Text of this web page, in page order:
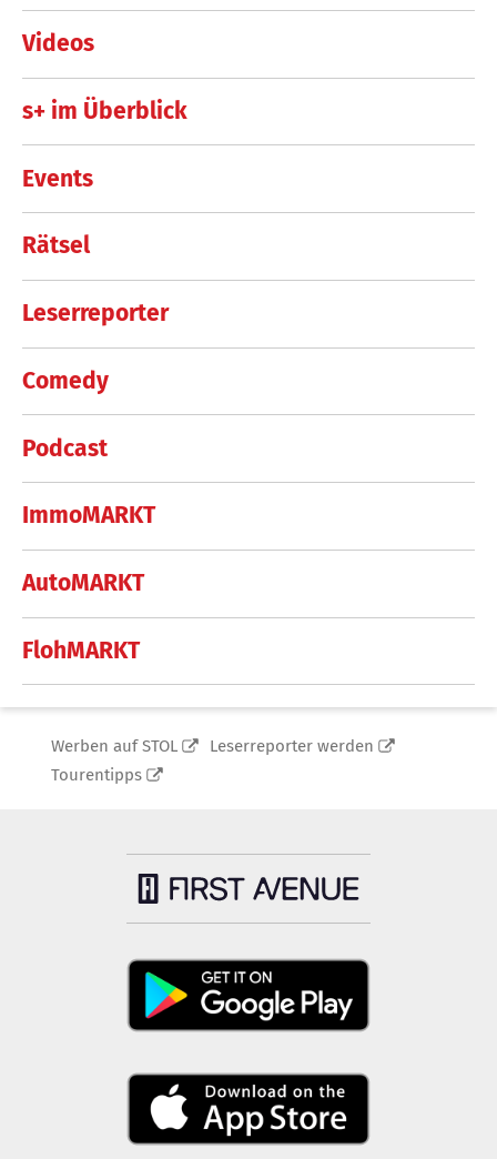
Videos
s+ im Überblick
Events
Rätsel
Leserreporter
Comedy
Podcast
ImmoMARKT
AutoMARKT
FlohMARKT
Werben auf STOL
Leserreporter werden
Tourentipps